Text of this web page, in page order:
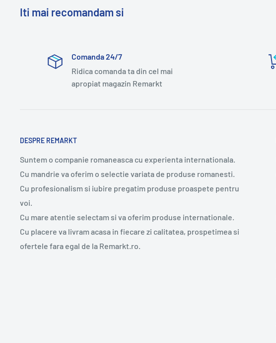
Iti mai recomandam si
Comanda 24/7
Ridica comanda ta din cel mai
apropiat magazin Remarkt
DESPRE REMARKT
Suntem o companie romaneasca cu experienta internationala.
Cu mandrie va oferim o selectie variata de produse romanesti.
Cu profesionalism si iubire pregatim produse proaspete pentru
voi.
Cu mare atentie selectam si va oferim produse internationale.
Cu placere va livram acasa in fiecare zi calitatea, prospetimea si
ofertele fara egal de la Remarkt.ro.